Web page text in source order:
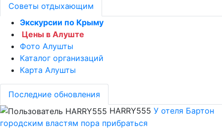
Советы отдыхающим
Экскурсии по Крыму
Цены в Алуште
Фото Алушты
Каталог организаций
Карта Алушты
Последние обновления
HARRY555 У отеля Бартон
городским властям пора прибраться